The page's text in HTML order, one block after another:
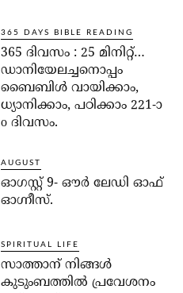
365 DAYS BIBLE READING
365 ദിവസം : 25 മിനിറ്റ്…
ഡാനിയേലച്ചനൊപ്പം
ബൈബിൾ വായിക്കാം,
ധ്യാനിക്കാം, പഠിക്കാം 221-ാ
o ദിവസം.
AUGUST
ഓഗസ്റ്റ് 9- ഔര്‍ ലേഡി ഓഫ്
ഓഗ്നീസ്.
SPIRITUAL LIFE
സാത്താന് നിങ്ങള്‍
കുടുംബത്തില്‍ പ്രവേശനം